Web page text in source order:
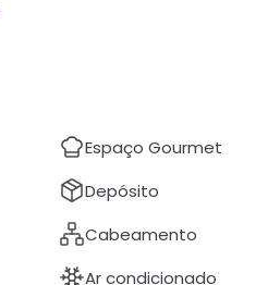
Espaço Gourmet
Depósito
Cabeamento
Ar condicionado